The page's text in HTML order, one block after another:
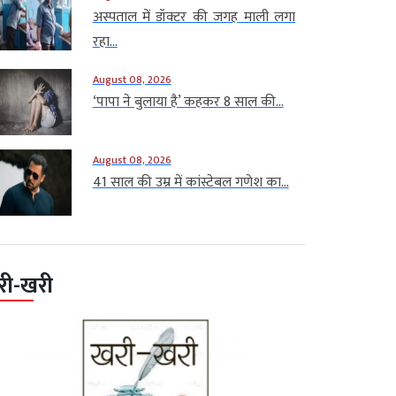
अस्पताल में डॉक्टर की जगह माली लगा
रहा...
August 08, 2026
‘पापा ने बुलाया है’ कहकर 8 साल की...
August 08, 2026
41 साल की उम्र में कांस्टेबल गणेश का...
खरी